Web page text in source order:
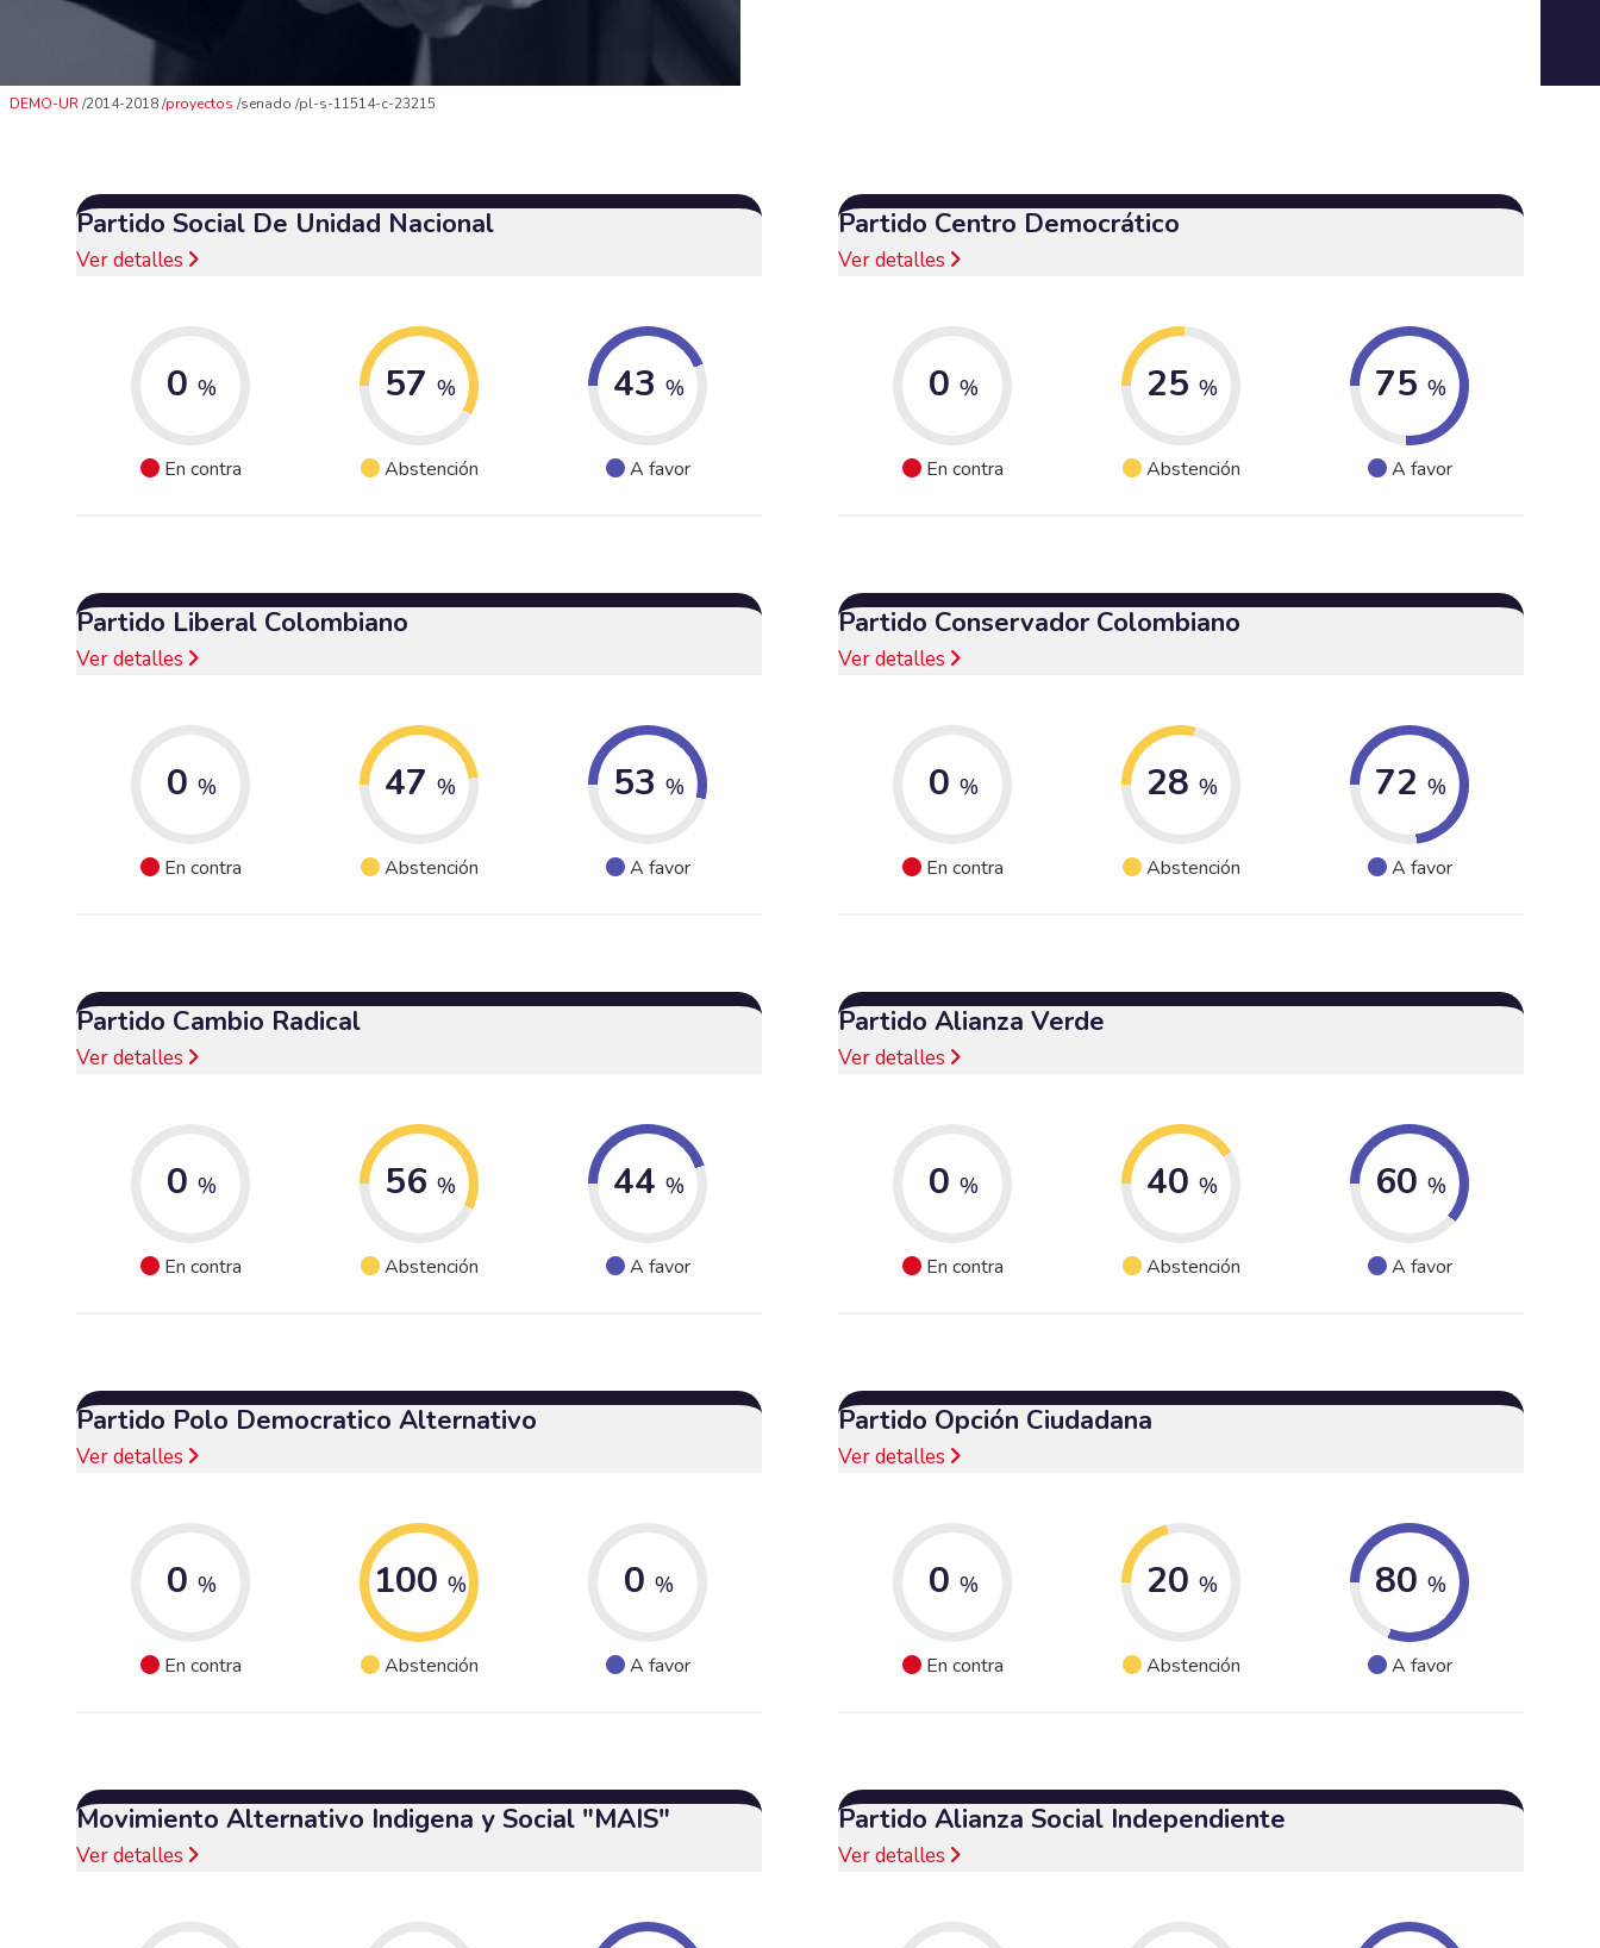
DEMO-UR 2014-2018 proyectos senado pl-s-11514-c-23215
Partido Social De Unidad Nacional
Ver detalles
0 %
En contra
57 %
Abstención
43 %
A favor
Partido Centro Democrático
Ver detalles
0 %
En contra
25 %
Abstención
75 %
A favor
Partido Liberal Colombiano
Ver detalles
0 %
En contra
47 %
Abstención
53 %
A favor
Partido Conservador Colombiano
Ver detalles
0 %
En contra
28 %
Abstención
72 %
A favor
Partido Cambio Radical
Ver detalles
0 %
En contra
56 %
Abstención
44 %
A favor
Partido Alianza Verde
Ver detalles
0 %
En contra
40 %
Abstención
60 %
A favor
Partido Polo Democratico Alternativo
Ver detalles
0 %
En contra
100 %
Abstención
0 %
A favor
Partido Opción Ciudadana
Ver detalles
0 %
En contra
20 %
Abstención
80 %
A favor
Movimiento Alternativo Indigena y Social "MAIS"
Ver detalles
Partido Alianza Social Independiente
Ver detalles